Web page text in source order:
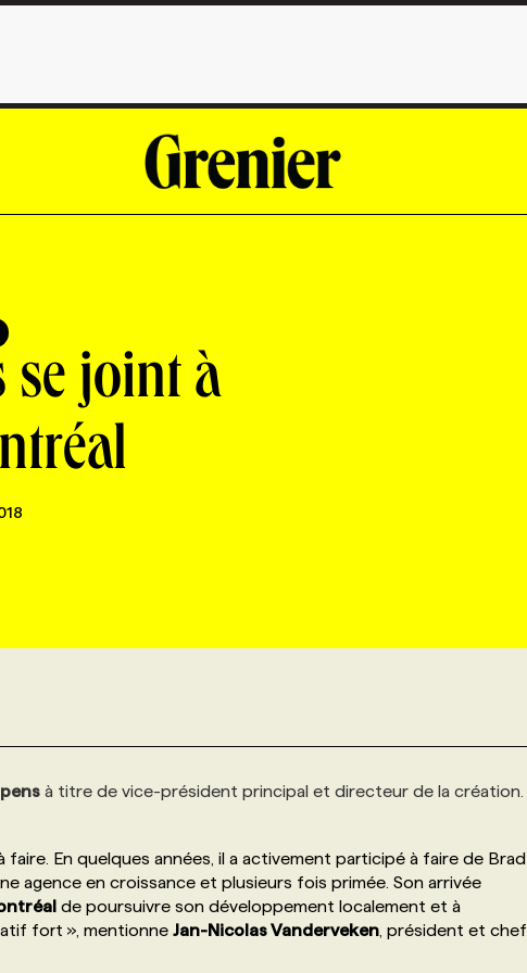
se joint à
à titre de vice-président principal et directeur de la création.
faire. En quelques années, il a activement participé à faire de Brad
agence en croissance et plusieurs fois primée. Son arrivée
de poursuivre son développement localement et à
fort », mentionne Jan-Nicolas Vanderveken , président et chef